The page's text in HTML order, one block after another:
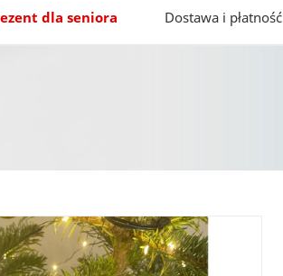
dla seniora Dostawa i płatność